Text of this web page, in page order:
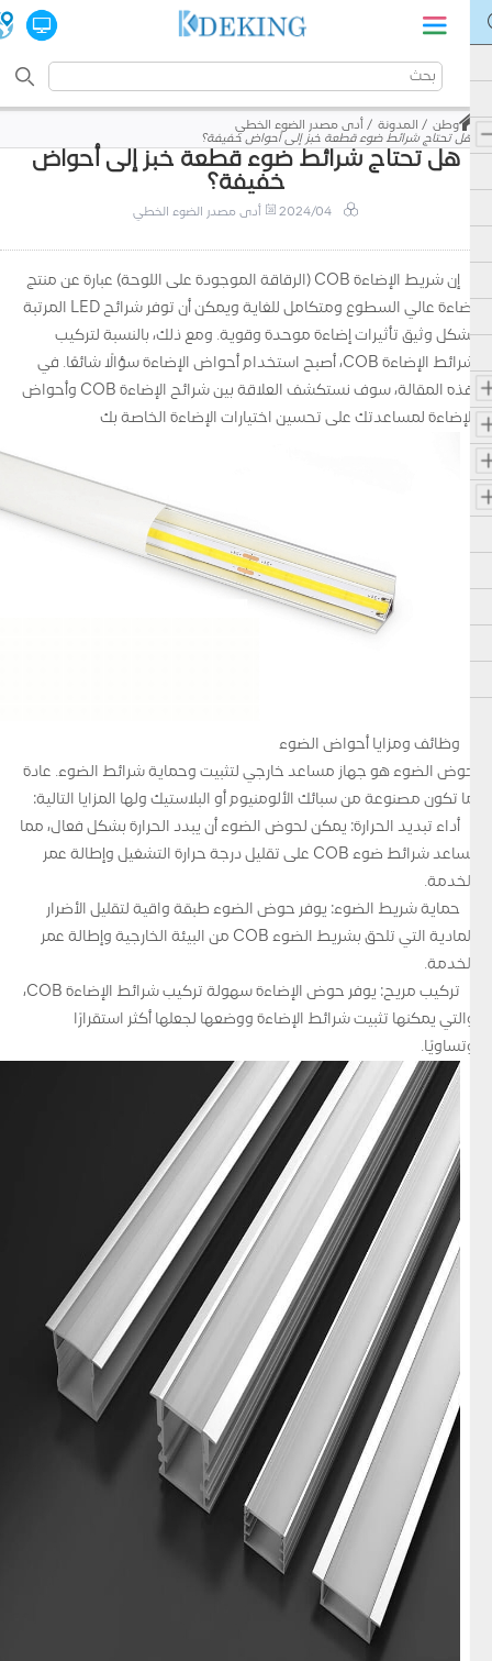
وطن المدونة
أدى مصدر الضوء الخطي
هل تحتاج شرائط ضوء قطعة خبز إلى أحواض خفيفة؟
هل تحتاج شرائط ضوء قطعة خبز إلى أحواض
خفيفة؟
2024/04 أدى مصدر الضوء الخطي
إن شريط الإضاءة COB (الرقاقة الموجودة على اللوحة) عبارة عن منتج
إضاءة عالي السطوع ومتكامل للغاية ويمكن أن توفر شرائح LED المرتبة
بشكل وثيق تأثيرات إضاءة موحدة وقوية. ومع ذلك، بالنسبة لتركيب
شرائط الإضاءة COB، أصبح استخدام أحواض الإضاءة سؤالًا شائعًا. في
هذه المقالة، سوف نستكشف العلاقة بين شرائح الإضاءة COB وأحواض
الإضاءة لمساعدتك على تحسين اختيارات الإضاءة الخاصة بك
وظائف ومزايا أحواض الضوء
حوض الضوء هو جهاز مساعد خارجي لتثبيت وحماية شرائط الضوء. عادة
ما تكون مصنوعة من سبائك الألومنيوم أو البلاستيك ولها المزايا التالية:
أداء تبديد الحرارة: يمكن لحوض الضوء أن يبدد الحرارة بشكل فعال، مما
يساعد شرائط ضوء COB على تقليل درجة حرارة التشغيل وإطالة عمر
الخدمة.
حماية شريط الضوء: يوفر حوض الضوء طبقة واقية لتقليل الأضرار
المادية التي تلحق بشريط الضوء COB من البيئة الخارجية وإطالة عمر
الخدمة.
تركيب مريح: يوفر حوض الإضاءة سهولة تركيب شرائط الإضاءة COB،
والتي يمكنها تثبيت شرائط الإضاءة ووضعها لجعلها أكثر استقرارًا
وتساويًا.